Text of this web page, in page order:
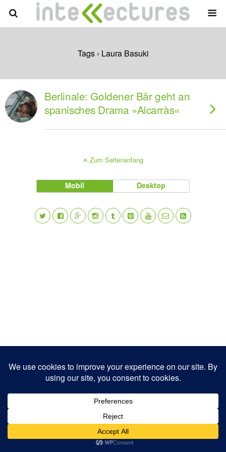
Tags › Laura Basuki
Berlinale: Goldener Bär geht an
spanisches Drama »Alcarràs«
Zum Seitenanfang
Mobil Desktop